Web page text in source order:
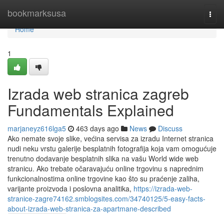
bookmarksusa
Home
Home
1
Izrada web stranica zagreb
Fundamentals Explained
marjaneyz616lga5 463 days ago News
Discuss
Ako nemate svoje slike, većina servisa za izradu Internet stranica
nudi neku vrstu galerije besplatnih fotografija koja vam omogućuje
trenutno dodavanje besplatnih slika na vašu World wide web
stranicu. Ako trebate očaravajuću online trgovinu s naprednim
funkcionalnostima online trgovine kao što su praćenje zaliha,
varijante proizvoda i poslovna analitika, https://izrada-web-
stranice-zagre74162.smblogsites.com/34740125/5-easy-facts-
about-izrada-web-stranica-za-apartmane-described